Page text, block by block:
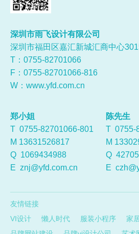
深圳市雨飞设计有限公司
深圳市福田区嘉汇新城汇商中心
T：0755-82701066
F：0755-82701066-816
W： www.yfd.com.cn
郑小姐
T 0755-82701066-801
M 13631526817
Q 1069434988
E znj@yfd.com.cn
陈先生
T 0755-
M
Q
E
友情链接
VI设计
懒人时代 服装小程序
家